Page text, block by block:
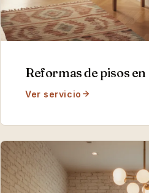
Reformas de pisos en
Ver servicio